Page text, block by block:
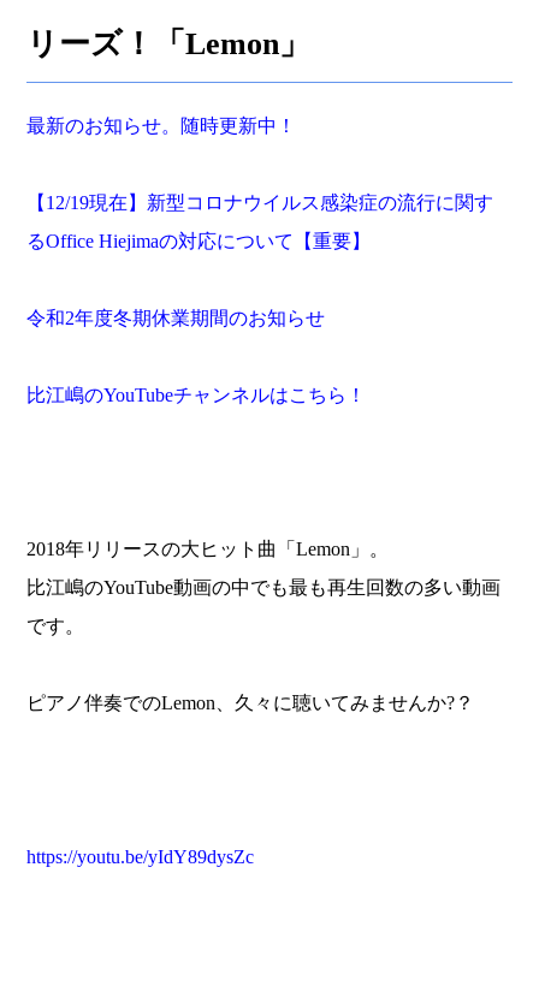
リーズ！「Lemon」
最新のお知らせ。随時更新中！
【 12/19現在】新型コロナウイルス感染症の流行に関す
るOffice Hiejimaの対応について【重要】
令和2年度冬期休業期間のお知らせ
比江嶋のYouTubeチャンネルはこちら！
2018年リリースの大ヒット曲「Lemon」。
比江嶋のYouTube動画の中でも最も再生回数の多い動画
です。
ピアノ伴奏でのLemon、久々に聴いてみませんか?？
https://youtu.be/yIdY89dysZc